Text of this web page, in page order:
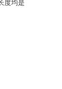
度均是